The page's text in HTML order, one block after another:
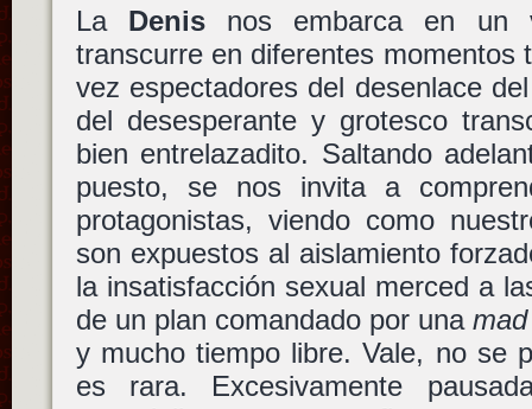
La Denisnos embarca en un
transcurre en diferentes momentos
vez espectadores del desenlace
del desesperante y grotesco
bien entrelazadito. Saltando
puesto, se nos invita a
protagonistas, viendo como
son expuestos al aislamiento
la insatisfacción sexual merced a
de un plan comandado por una
y mucho tiempo libre. Vale, no se
es rara. Excesivamente